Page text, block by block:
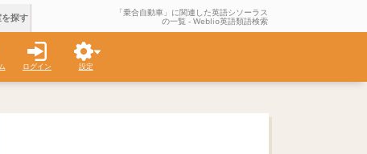
探す 「乗合自動車」に関連した英語シソーラス
の一覧 - Weblio英語類語検索
ログイン 設定